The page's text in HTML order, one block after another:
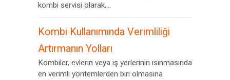
kombi servisi olarak,...
Kombi Kullanımında Verimliliği
Artırmanın Yolları
Kombiler, evlerin veya iş yerlerinin ısınmasında
en verimli yöntemlerden biri olmasına